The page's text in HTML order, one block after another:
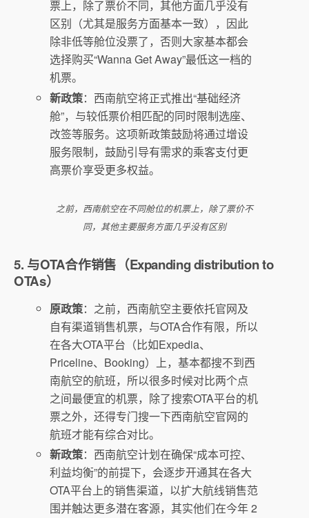
票上，除了票价不同，其他方面几乎没有
区别（尤其是服务方面基本一致），因此
除非低等舱位没票了，否则大家基本都会
选择购买“Wanna Get Away”最低这一档的
机票。
新政策：西南航空将正式推出“基础经济
舱”，与较低票价相匹配的同时限制选座、
改签等服务。这项新政策鼓励将通过增设
服务限制，鼓励引导有需求的乘客支付更
高票价享受更多权益。
之前，西南航空在不同舱位的机票上，除了票价不
同，其他主要服务方面几乎没有区别
5. 与OTA合作销售（Expanding distribution to
OTAs）
原政策：之前，西南航空主要依托官网及
自有渠道销售机票，与OTA合作有限，所以
在各大OTA平台（比如Expedia、
Priceline、Booking）上，基本都搜不到西
南航空的航班，所以很多时候对比两个点
之间最便宜的机票，除了搜索OTA平台的机
票之外，还得专门搜一下西南航空官网的
航班才能有综合对比。
新政策：西南航空计划在确保“成本可控、
利益均衡”的前提下，会逐步开通其在各大
OTA平台上的销售渠道，以扩大航线销售范
围并触达更多潜在客源，其实他们在今年 2